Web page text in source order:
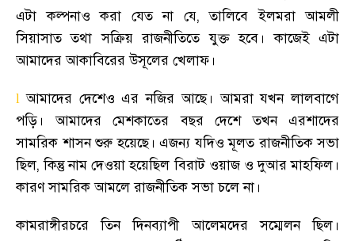
এটা কল্পনাও করা যেত না যে,তালিবে ইলমরা আমলী
সিয়াসাত তথা সক্রিয় রাজনীতিতে যুক্ত হবে । কাজেই এটা
আমাদের আকাবিরের উসূলের খেলাফ ।
l আমাদের দেশেও এর নজির আছে। আমরা যখন লালবাগে
পড়ি । আমাদের মেশকাতের বছর দেশে তখন এরশাদের
সামরিক শাসন শুরু হয়েছে। এজন্য যদিও মূলত রাজনীতিক সভা
ছিল,কিন্তু নাম দেওয়া হয়েছিল বিরাট ওয়াজ ও দুআর মাহফিল ।
কারণ সামরিক আমলে রাজনীতিক সভা চলে না ।
কামরাঙ্গীরচরে তিন দিনব্যাপী আলেমদের সম্মেলন ছিল ।